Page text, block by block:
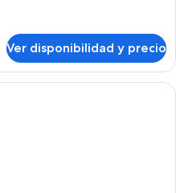
Ver disponibilidad y precio
Vista costera con un camino,